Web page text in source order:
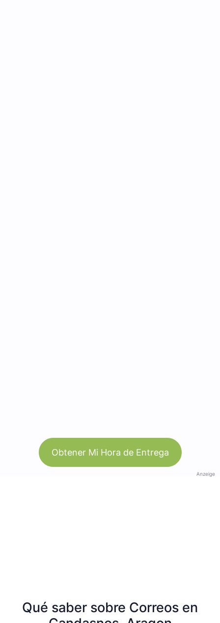
Obtener Mi Hora de Entrega
Anzeige
Qué saber sobre Correos en